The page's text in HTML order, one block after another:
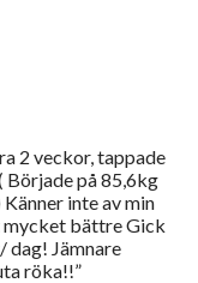
2 veckor, tappade
Började på 85,6kg
inte av min
mycket bättre Gick
dag! Jämnare
röka!!”